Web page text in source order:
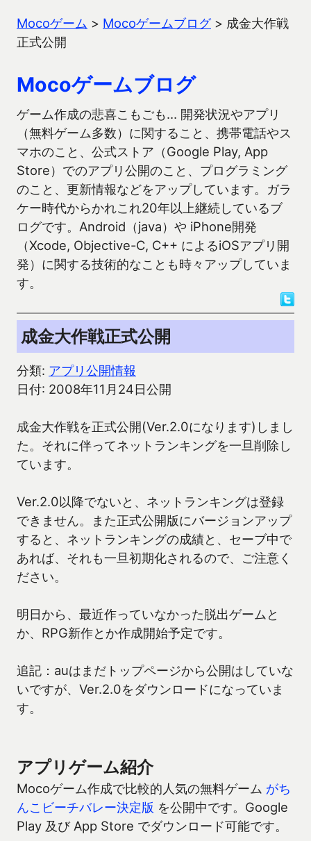
Mocoゲーム > Mocoゲームブログ> 成金大作戦
正式公開
Mocoゲームブログ
ゲーム作成の悲喜こもごも… 開発状況やアプリ
（無料ゲーム多数）に関すること、携帯電話やス
マホのこと、公式ストア（Google Play, App
Store）でのアプリ公開のこと、プログラミング
のこと、更新情報などをアップしています。ガラ
ケー時代からかれこれ20年以上継続しているブ
ログです。Android（java）や iPhone開発
（Xcode, Objective-C, C++ によるiOSアプリ開
発）に関する技術的なことも時々アップしていま
す。
成金大作戦正式公開
分類: アプリ公開情報
日付: 2008年11月24日公開
成金大作戦を正式公開(Ver.2.0になります)しまし
た。それに伴ってネットランキングを一旦削除し
ています。
Ver.2.0以降でないと、ネットランキングは登録
できません。また正式公開版にバージョンアップ
すると、ネットランキングの成績と、セーブ中で
あれば、それも一旦初期化されるので、ご注意く
ださい。
明日から、最近作っていなかった脱出ゲームと
か、RPG新作とか作成開始予定です。
追記：auはまだトップページから公開はしていな
いですが、Ver.2.0をダウンロードになっていま
す。
アプリゲーム紹介
Mocoゲーム作成で比較的人気の無料ゲーム がち
んこビーチバレー決定版 を公開中です。Google
Play 及び App Store でダウンロード可能です。